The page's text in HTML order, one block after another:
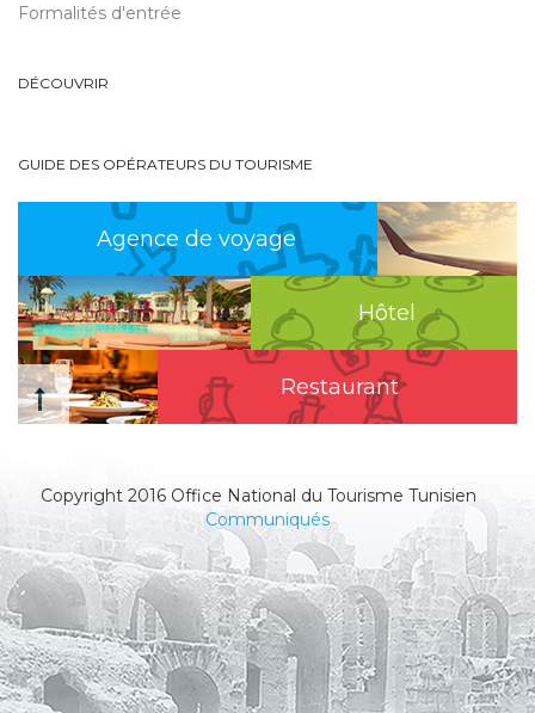
Formalités d'entrée
DÉCOUVRIR
GUIDE DES OPÉRATEURS DU TOURISME
Agence de voyage
Hôtel
Restaurant
Copyright 2016 Office National du Tourisme Tunisien
Communiqués